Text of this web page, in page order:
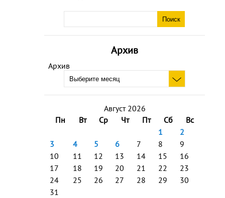
Архив
Архив
Август 2026
Пн
Вт Ср Чт Пт Сб
Вс
1
2
3
4 5 6 7 8
9
10
11 12 13 14 15
16
17
18 19 20 21 22
23
24
25 26 27 28 29
30
31